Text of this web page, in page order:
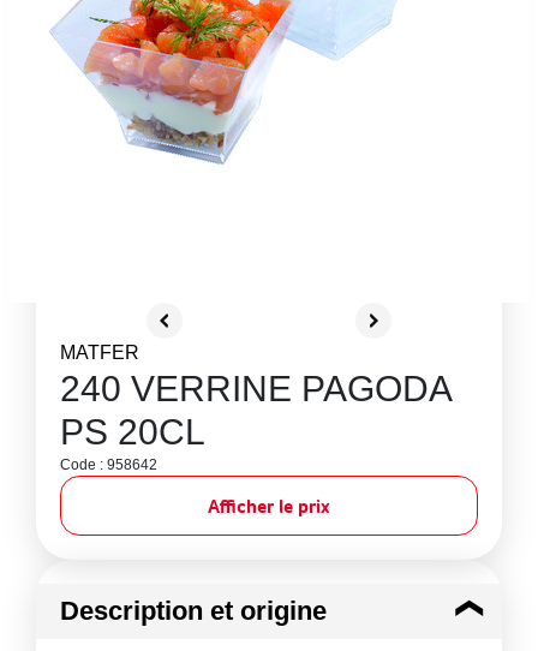
MATFER
240 VERRINE PAGODA
PS 20CL
Code : 958642
Afficher le prix
Description et origine